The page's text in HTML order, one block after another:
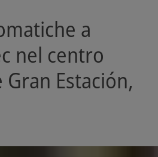
a
nel centro
Estación,